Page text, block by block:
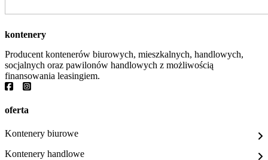
kontenery
Producent kontenerów biurowych, mieszkalnych, handlowych,
socjalnych oraz pawilonów handlowych z możliwością
finansowania leasingiem.
oferta
Kontenery biurowe
Kontenery handlowe